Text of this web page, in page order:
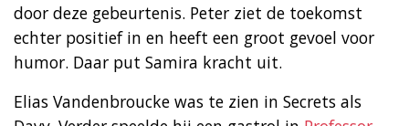
door deze gebeurtenis. Peter ziet de toekomst
echter positief in en heeft een groot gevoel voor
humor. Daar put Samira kracht uit.
Elias Vandenbroucke was te zien in Secrets als